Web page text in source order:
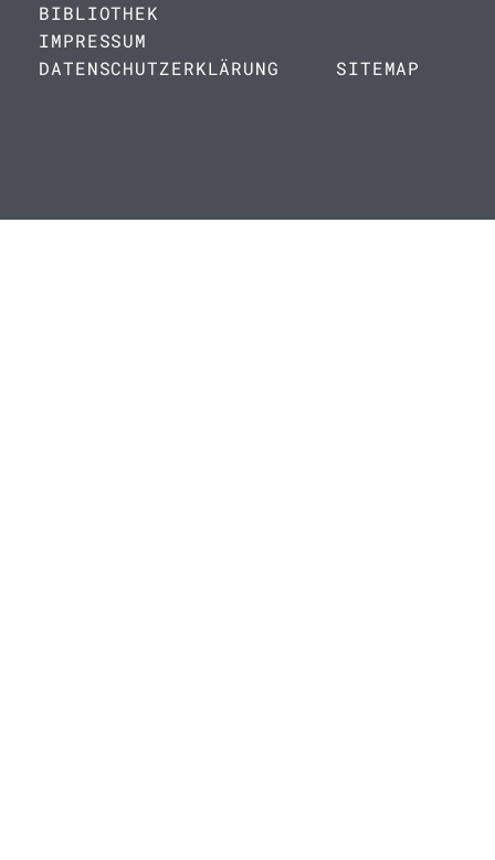
BIBLIOTHEK
IMPRESSUM
DATENSCHUTZERKLÄRUNG
SITEMAP